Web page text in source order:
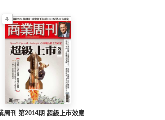
4
商業周刊 第2014期 超級上市效應